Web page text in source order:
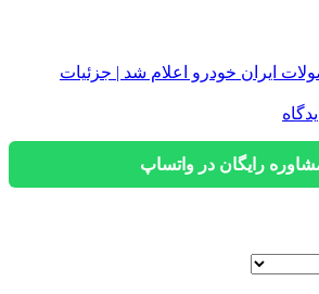
ایران خودرو اعلام شد | جزئیات
رایگان در واتساپ